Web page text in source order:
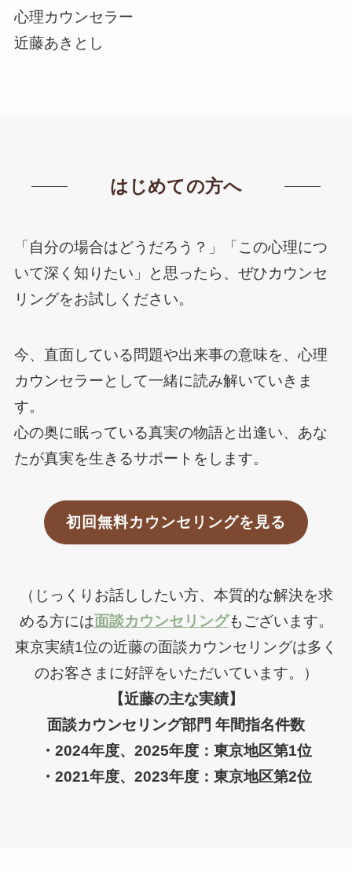
心理カウンセラー
近藤あきとし
はじめての方へ
「自分の場合はどうだろう？」「この心理につ
いて深く知りたい」と思ったら、ぜひカウンセ
リングをお試しください。
今、直面している問題や出来事の意味を、心理
カウンセラーとして一緒に読み解いていきま
す。
心の奥に眠っている真実の物語と出逢い、あな
たが真実を生きるサポートをします。
初回無料カウンセリングを見る
（じっくりお話ししたい方、本質的な解決を求
める方には面談カウンセリングもございます。
東京実績1位の近藤の面談カウンセリングは多く
のお客さまに好評をいただいています。）
【近藤の主な実績】
面談カウンセリング部門 年間指名件数
・2024年度、2025年度：東京地区第1位
・2021年度、2023年度：東京地区第2位